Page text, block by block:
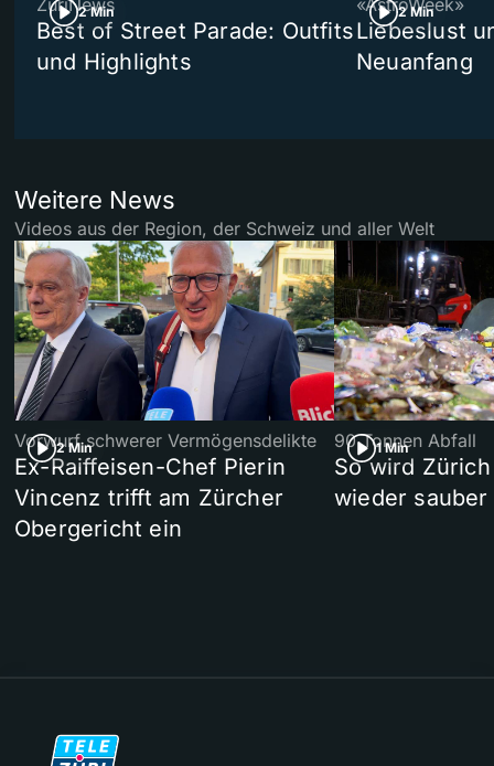
2 Min
Best of Street Parade: Outfits
und Highlights
2 Min
Liebeslust
Neuanfang
Weitere News
Videos aus der Region, der Schweiz und aller Welt
2 Min
Vorwurf schwerer Vermögensdelikte
Ex-Raiffeisen-Chef Pierin
Vincenz trifft am Zürcher
Obergericht ein
1 Min
90 Tonnen Abfall
So wird
wieder sauber